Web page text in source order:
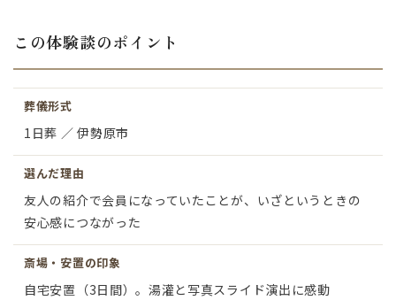
この体験談のポイント
葬儀形式
1日葬 ／ 伊勢原市
選んだ理由
友人の紹介で会員になっていたことが、いざというときの
安心感につながった
斎場・安置の印象
自宅安置（3日間）。湯灌と写真スライド演出に感動